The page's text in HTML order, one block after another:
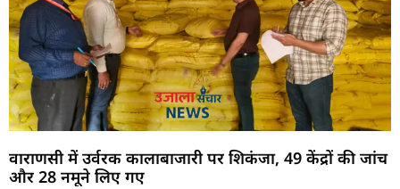
वाराणसी में उर्वरक कालाबाजारी पर शिकंजा, 49 केंद्रों की जांच
और 28 नमूने लिए गए